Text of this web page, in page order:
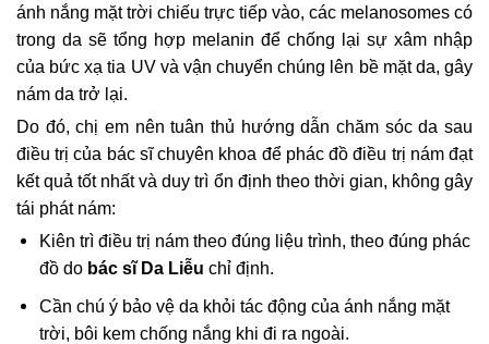
ánh nắng mặt trời chiếu trực tiếp vào, các melanosomes có
trong da sẽ tổng hợp melanin để chống lại sự xâm nhập
của bức xạ tia UV và vận chuyển chúng lên bề mặt da, gây
nám da trở lại.
Do đó, chị em nên tuân thủ hướng dẫn chăm sóc da sau
điều trị của bác sĩ chuyên khoa để phác đồ điều trị nám đạt
kết quả tốt nhất và duy trì ổn định theo thời gian, không gây
tái phát nám:
Kiên trì điều trị nám theo đúng liệu trình, theo đúng phác
đồ do bác sĩ Da Liễu chỉ định.
Cần chú ý bảo vệ da khỏi tác động của ánh nắng mặt
trời, bôi kem chống nắng khi đi ra ngoài.